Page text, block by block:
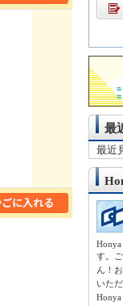
最
最近
す。
ん！
いた